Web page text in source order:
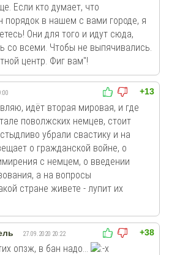
Если кто думает, что
порядок в нашем с вами городе, я
Они для того и идут сюда,
со всеми. Чтобы не выпячивались.
центр. Фиг вам"!
+13
идёт вторая мировая, и где
поволжских немцев, стоит
убрали свастику и на
о гражданской войне, о
с немцем, о введении
а на вопросы
стране живете - лупит их
+38
27.09.2020 20:22
опзж, в бан надо...